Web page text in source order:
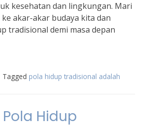
kesehatan dan lingkungan. Mari
akar-akar budaya kita dan
tradisional demi masa depan
Tagged pola hidup tradisional adalah
Hidup